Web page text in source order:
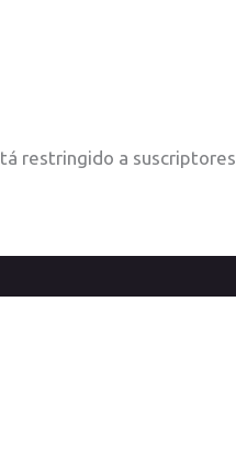
restringido a suscriptores